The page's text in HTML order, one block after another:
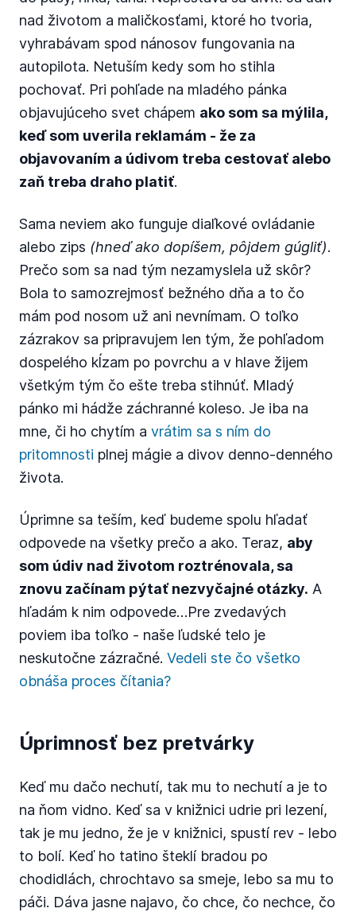
nad životom a maličkosťami, ktoré ho tvoria,
vyhrabávam spod nánosov fungovania na
autopilota. Netuším kedy som ho stihla
pochovať. Pri pohľade na mladého pánka
objavujúceho svet chápem ako som sa mýlila,
keď som uverila reklamám - že za
objavovaním a údivom treba cestovať alebo
zaň treba draho platiť.
Sama neviem ako funguje diaľkové ovládanie
alebo zips (hneď ako dopíšem, pôjdem gúgliť).
Prečo som sa nad tým nezamyslela už skôr?
Bola to samozrejmosť bežného dňa a to čo
mám pod nosom už ani nevnímam. O toľko
zázrakov sa pripravujem len tým, že pohľadom
dospelého kĺzam po povrchu a v hlave žijem
všetkým tým čo ešte treba stihnúť. Mladý
pánko mi hádže záchranné koleso. Je iba na
mne, či ho chytím a vrátim sa s ním do
pritomnosti plnej mágie a divov denno-denného
života.
Úprimne sa teším, keď budeme spolu hľadať
odpovede na všetky prečo a ako. Teraz, aby
som údiv nad životom roztrénovala, sa
znovu začínam pýtať nezvyčajné otázky. A
hľadám k nim odpovede…Pre zvedavých
poviem iba toľko - naše ľudské telo je
neskutočne zázračné. Vedeli ste čo všetko
obnáša proces čítania?
Úprimnosť bez pretvárky
Keď mu dačo nechutí, tak mu to nechutí a je to
na ňom vidno. Keď sa v knižnici udrie pri lezení,
tak je mu jedno, že je v knižnici, spustí rev - lebo
to bolí. Keď ho tatino šteklí bradou po
chodidlách, chrochtavo sa smeje, lebo sa mu to
páči. Dáva jasne najavo, čo chce, čo nechce, čo